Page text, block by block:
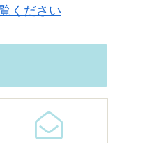
ください